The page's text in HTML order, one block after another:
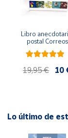
Ubicación
Península
Baleares
Canarias,
Libro
postal Correos
19,95 € 10
Lo último de